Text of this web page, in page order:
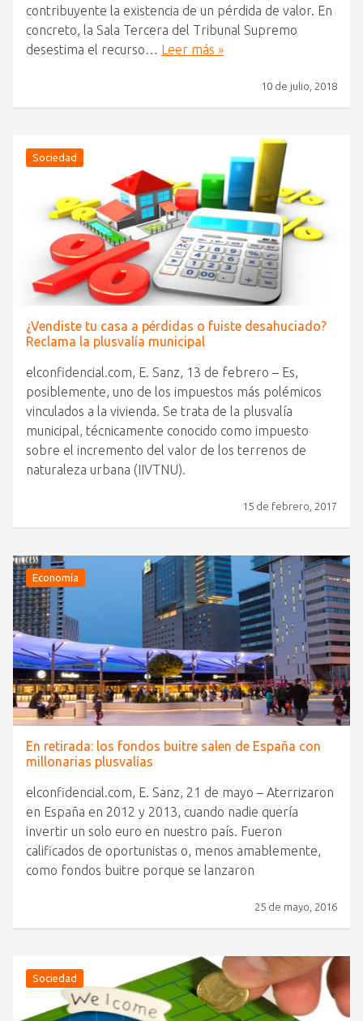
contribuyente la existencia de un pérdida de valor. En
concreto, la Sala Tercera del Tribunal Supremo
desestima el recurso… Leer más »
10 de julio, 2018
Sociedad
¿Vendiste tu casa a pérdidas o fuiste desahuciado?
Reclama la plusvalía municipal
elconfidencial.com, E. Sanz, 13 de febrero – Es,
posiblemente, uno de los impuestos más polémicos
vinculados a la vivienda. Se trata de la plusvalía
municipal, técnicamente conocido como impuesto
sobre el incremento del valor de los terrenos de
naturaleza urbana (IIVTNU).
15 de febrero, 2017
Economía
En retirada: los fondos buitre salen de España con
millonarias plusvalías
elconfidencial.com, E. Sanz, 21 de mayo – Aterrizaron
en España en 2012 y 2013, cuando nadie quería
invertir un solo euro en nuestro país. Fueron
calificados de oportunistas o, menos amablemente,
como fondos buitre porque se lanzaron
25 de mayo, 2016
Sociedad